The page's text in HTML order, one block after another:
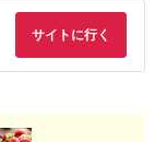
サイトに行く